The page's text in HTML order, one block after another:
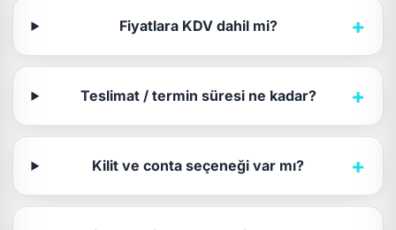
Fiyatlara KDV dahil mi? +
Teslimat / termin süresi ne kadar? +
Kilit ve conta seçeneği var mı? +